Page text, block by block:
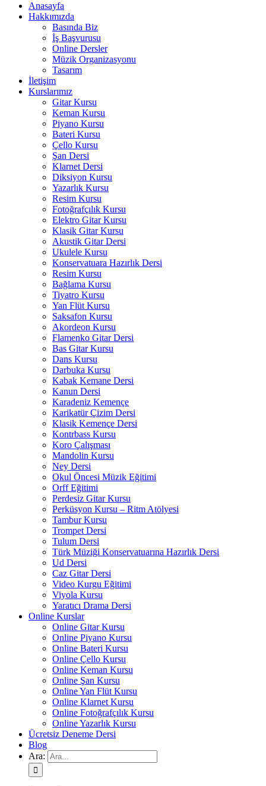
Anasayfa
Hakkımızda
Basında Biz
İş Başvurusu
Online Dersler
Müzik Organizasyonu
Tasarım
İletişim
Kurslarımız
Gitar Kursu
Keman Kursu
Piyano Kursu
Bateri Kursu
Çello Kursu
Şan Dersi
Klarnet Dersi
Diksiyon Kursu
Yazarlık Kursu
Resim Kursu
Fotoğrafçılık Kursu
Elektro Gitar Kursu
Klasik Gitar Kursu
Akustik Gitar Dersi
Ukulele Kursu
Konservatuara Hazırlık Dersi
Resim Kursu
Bağlama Kursu
Tiyatro Kursu
Yan Flüt Kursu
Saksafon Kursu
Akordeon Kursu
Flamenko Gitar Dersi
Bas Gitar Kursu
Dans Kursu
Darbuka Kursu
Kabak Kemane Dersi
Kanun Dersi
Karadeniz Kemençe
Karikatür Çizim Dersi
Klasik Kemençe Dersi
Kontrbass Kursu
Koro Çalışması
Mandolin Kursu
Ney Dersi
Okul Öncesi Müzik Eğitimi
Orff Eğitimi
Perdesiz Gitar Kursu
Perküsyon Kursu – Ritm Atölyesi
Tambur Kursu
Trompet Dersi
Tulum Dersi
Türk Müziği Konservatuarına Hazırlık Dersi
Ud Dersi
Caz Gitar Dersi
Video Kurgu Eğitimi
Viyola Kursu
Yaratıcı Drama Dersi
Online Kurslar
Online Gitar Kursu
Online Piyano Kursu
Online Bateri Kursu
Online Çello Kursu
Online Keman Kursu
Online Şan Kursu
Online Yan Flüt Kursu
Online Klarnet Kursu
Online Fotoğrafçılık Kursu
Online Yazarlık Kursu
Ücretsiz Deneme Dersi
Blog
Ara: